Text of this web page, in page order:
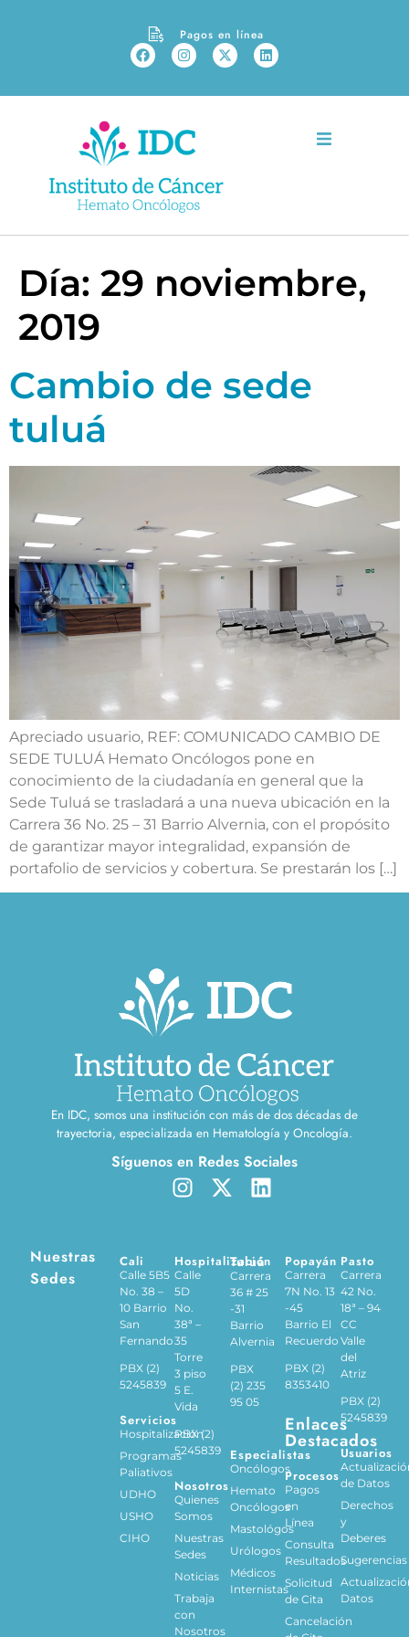
Pagos en línea
Día: 29 noviembre,
2019
Cambio de sede
tuluá
Apreciado usuario, REF: COMUNICADO CAMBIO DE
SEDE TULUÁ Hemato Oncólogos pone en
conocimiento de la ciudadanía en general que la
Sede Tuluá se trasladará a una nueva ubicación en la
Carrera 36 No. 25 – 31 Barrio Alvernia, con el propósito
de garantizar mayor integralidad, expansión de
portafolio de servicios y cobertura. Se prestarán los […]
En IDC, somos una institución con más de dos décadas de
trayectoria, especializada en Hematología y Oncología.
Síguenos en Redes Sociales
Nuestras
Sedes
Cali
Calle 5B5
No. 38 –
10 Barrio
San
Fernando
PBX (2)
5245839
Servicios
Hospitalización
Programas
Paliativos
UDHO
USHO
CIHO
Hospitalización
Calle
5D
No.
38ª –
35
Torre
3 piso
5 E.
Vida
PBX (2)
5245839
Nosotros
Quienes
Somos
Nuestras
Sedes
Noticias
Trabaja
con
Nosotros
Tuluá
Carrera
36 # 25
-31
Barrio
Alvernia
PBX
(2) 235
95 05
Especialistas
Oncólogos
Hemato
Oncólogos
Mastológos
Urólogos
Médicos
Internistas
Popayán
Carrera
7N No. 13
-45
Barrio El
Recuerdo
PBX (2)
8353410
Enlaces
Destacados
Procesos
Pagos
en
Línea
Consulta
Resultados
Solicitud
de Cita
Cancelación
Pasto
Carrera
42 No.
18ª – 94
CC
Valle
del
Atriz
PBX (2)
5245839
Usuarios
de Datos
Derechos
y
Deberes
Sugerencias
Datos